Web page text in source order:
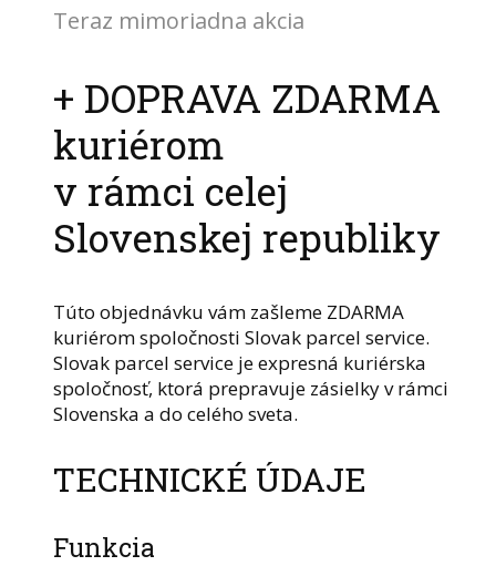
Teraz mimoriadna akcia
+ DOPRAVA ZDARMA
kuriérom
v rámci celej
Slovenskej republiky
Túto objednávku vám zašleme ZDARMA
kuriérom spoločnosti Slovak parcel service.
Slovak parcel service je expresná kuriérska
spoločnosť, ktorá prepravuje zásielky v rámci
Slovenska a do celého sveta.
TECHNICKÉ ÚDAJE
Funkcia